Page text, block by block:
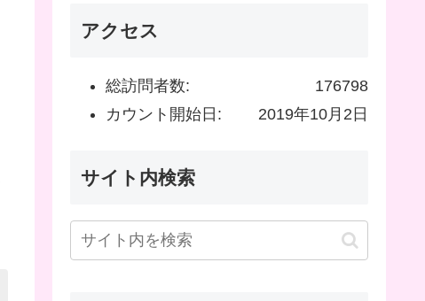
アクセス
176798
総訪問者数:
2019年10月2日
カウント開始日:
サイト内検索